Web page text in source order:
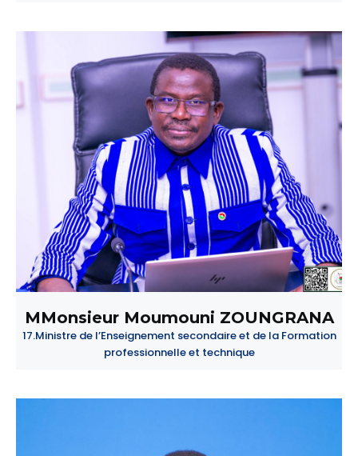
MMonsieur Moumouni ZOUNGRANA
17.Ministre de l’Enseignement secondaire et de la Formation
professionnelle et technique